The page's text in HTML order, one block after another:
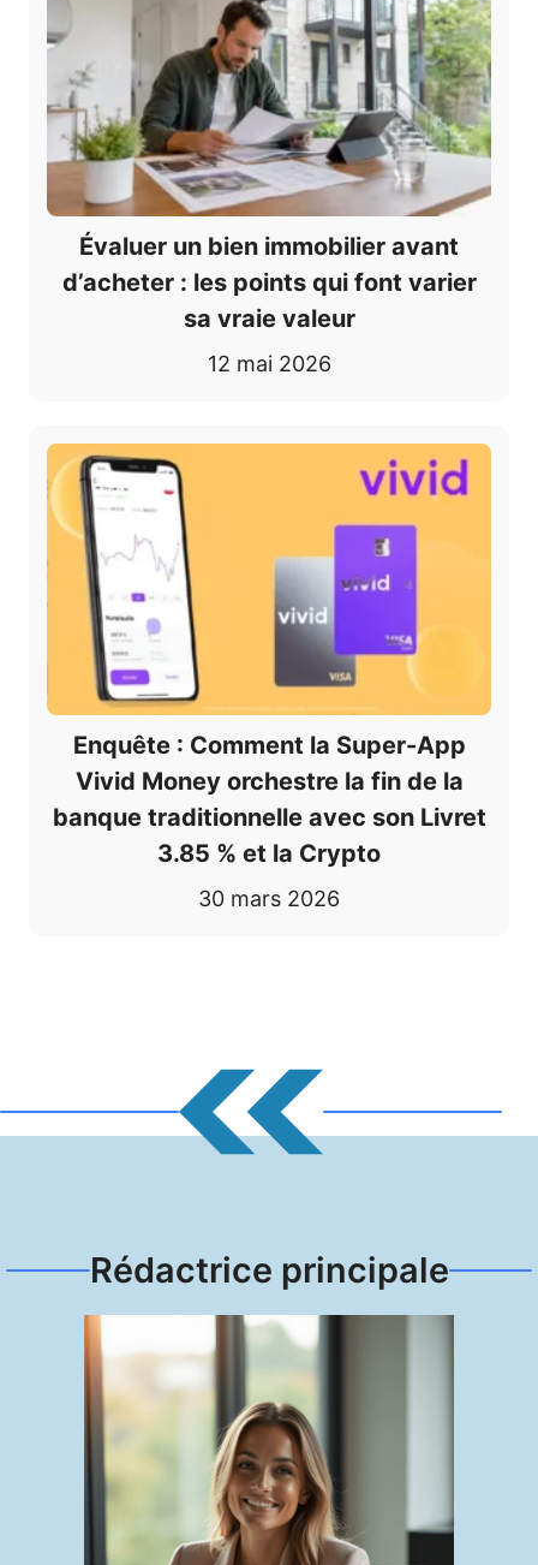
Évaluer un bien immobilier avant
d’acheter : les points qui font varier
sa vraie valeur
12 mai 2026
Enquête : Comment la Super-App
Vivid Money orchestre la fin de la
banque traditionnelle avec son Livret
3.85 % et la Crypto
30 mars 2026
Rédactrice principale